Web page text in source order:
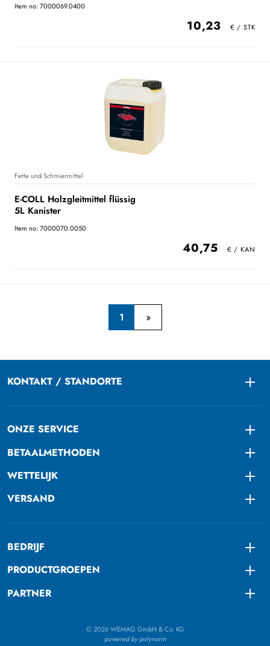
Item no: 7000069.0400
10,23
Fette und Schmiermittel
E-COLL Holzgleitmittel flüssig
5L Kanister
Item no: 7000070.0050
40,75
1
KONTAKT / STANDORTE
ONZE SERVICE
BETAALMETHODEN
WETTELIJK
VERSAND
BEDRIJF
PRODUCTGROEPEN
PARTNER
© 2026 WEMAG GmbH & Co. KG
powered by polynorm